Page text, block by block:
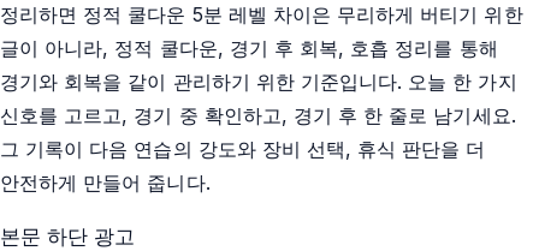
정리하면 정적 쿨다운 5분 레벨 차이은 무리하게 버티기 위한
글이 아니라, 정적 쿨다운, 경기 후 회복, 호흡 정리를 통해
경기와 회복을 같이 관리하기 위한 기준입니다. 오늘 한 가지
신호를 고르고, 경기 중 확인하고, 경기 후 한 줄로 남기세요.
그 기록이 다음 연습의 강도와 장비 선택, 휴식 판단을 더
안전하게 만들어 줍니다.
본문 하단 광고